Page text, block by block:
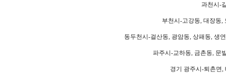
과천시-
부천시-고강동, 대장동,
동두천시-걸산동, 광암동, 상패동, 생
파주시-교하동, 금촌동, 문
경기 광주시-퇴촌면,